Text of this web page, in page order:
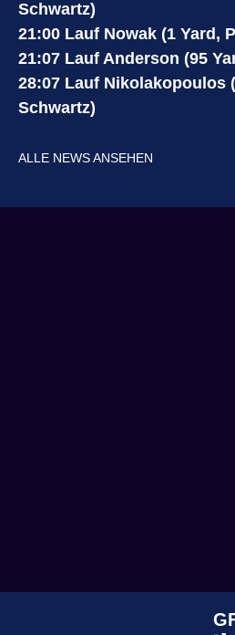
Schwartz)
21:00 Lauf Nowak (1 Yard,
21:07 Lauf Anderson (95
28:07 Lauf Nikolakopoulos
Schwartz)
ALLE NEWS ANSEHEN